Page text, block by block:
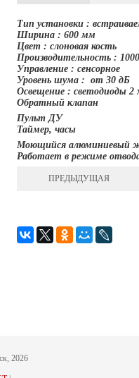
Тип установки :
Ширина : 600 мм
Цвет : слоновая кость
Производительность :
Управление : сенсорное
Уровень шума : от 30 дБ
Освещение : светодиоды 2
Обратный клапан
Пульт ДУ
Таймер, часы
Моющийся алюминиевый
Работает в режиме
ПРЕДЫДУЩАЯ
2026